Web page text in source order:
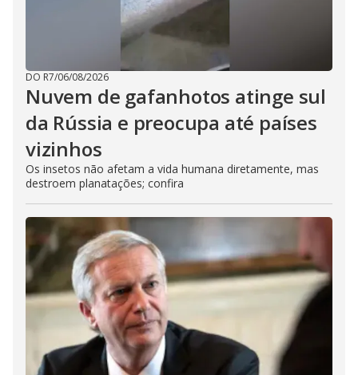
DO R7/06/08/2026
Nuvem de gafanhotos atinge sul
da Rússia e preocupa até países
vizinhos
Os insetos não afetam a vida humana diretamente, mas
destroem planatações; confira